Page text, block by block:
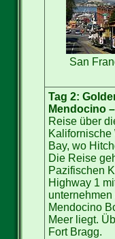
San
Tag 2:
Mendocino
Reise über
Bay, wo
Die Reise
Pazifischen
Highway 1
Mendocino
Meer liegt.
Fort Bragg.